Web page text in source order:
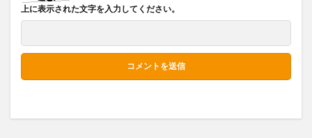
上に表示された文字を入力してください。